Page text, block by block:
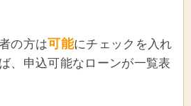
の方は可能にチェックを入れ
、申込可能なローンが一覧表